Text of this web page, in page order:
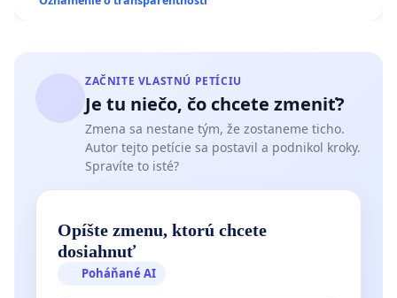
ZAČNITE VLASTNÚ PETÍCIU
Je tu niečo, čo chcete zmeniť?
Zmena sa nestane tým, že zostaneme ticho.
Autor tejto petície sa postavil a podnikol kroky.
Spravíte to isté?
Opíšte zmenu, ktorú chcete
dosiahnuť
Poháňané AI